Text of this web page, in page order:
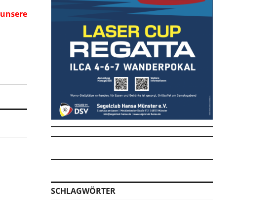
unsere
SCHLAGWÖRTER